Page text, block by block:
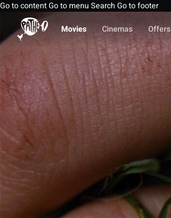
Go to content Go to menu Search Go to footer
Movies
Cinemas Offers